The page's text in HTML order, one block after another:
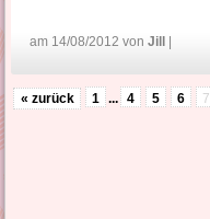
am 14/08/2012 vonJill
« zurück 1 ... 4 5 6 7